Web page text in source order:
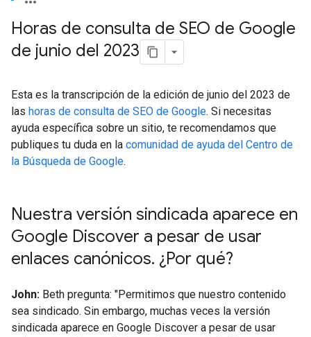
Horas de consulta de SEO de Google
de junio del 2023
Esta es la transcripción de la edición de junio del 2023 de
las horas de consulta de SEO de Google. Si necesitas
ayuda específica sobre un sitio, te recomendamos que
publiques tu duda en la comunidad de ayuda del Centro de
la Búsqueda de Google.
Nuestra versión sindicada aparece en
Google Discover a pesar de usar
enlaces canónicos. ¿Por qué?
John: Beth pregunta: "Permitimos que nuestro contenido
sea sindicado. Sin embargo, muchas veces la versión
sindicada aparece en Google Discover a pesar de usar